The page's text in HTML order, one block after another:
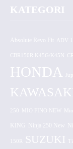
KATEGORI
Absolute Revo Fit ADV
CBR150R K45G/K45N
HONDA
250 MIO FINO NEW
KING Ninja 250 New
150R SUZUKI